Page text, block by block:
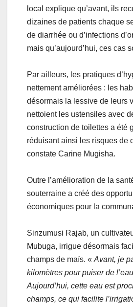
local explique qu’avant, ils
dizaines de patients chaque
de diarrhée ou d’infections
mais qu’aujourd’hui, ces cas
Par ailleurs, les pratiques
nettement améliorées : les
désormais la lessive de leurs
nettoient les ustensiles avec
construction de toilettes a été
réduisant ainsi les risques de
constate Carine Mugisha.
Outre l’amélioration de la
souterraine a créé des
économiques pour la
Sinzumusi Rajab, un
Mubuga, irrigue désormais
champs de maïs. « Avant, je
kilomètres pour puiser de
Aujourd’hui, cette eau est
champs, ce qui facilite